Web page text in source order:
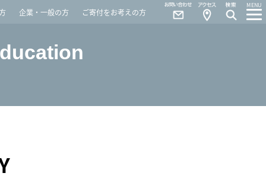
企業・一般の方 ご寄付をお考えの方
MENU
Access
Contact